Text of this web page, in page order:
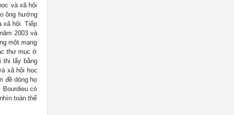
và xã hội
ông hướng
xã hội. Tiếp
2003 và
một mạng
thư mục ở
thi lấy bằng
xã hội học
đề dòng họ
có
toàn thể